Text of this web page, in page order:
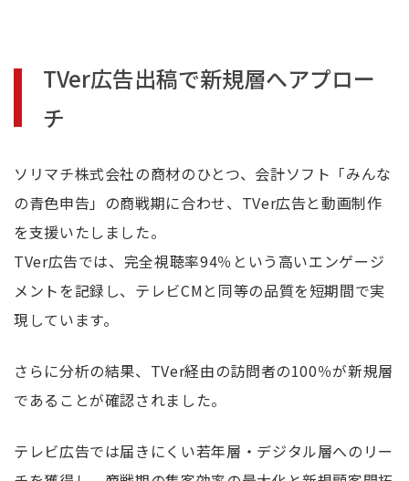
TVer広告出稿で新規層へアプロー
チ
ソリマチ株式会社の商材のひとつ、会計ソフト「みんな
の青色申告」の商戦期に合わせ、TVer広告と動画制作
を支援いたしました。
TVer広告では、完全視聴率94％という高いエンゲージ
メントを記録し、テレビCMと同等の品質を短期間で実
現しています。
さらに分析の結果、TVer経由の訪問者の100％が新規層
であることが確認されました。
テレビ広告では届きにくい若年層・デジタル層へのリー